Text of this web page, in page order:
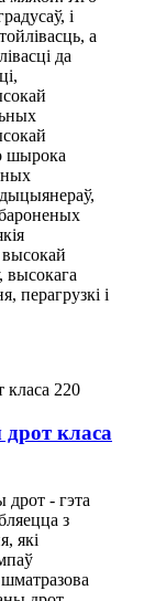
і
а
да
шырока
высокага
перагрузкі і
класа
- гэта
з
​​які